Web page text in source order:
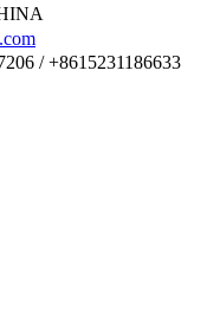
/ +8615231186633